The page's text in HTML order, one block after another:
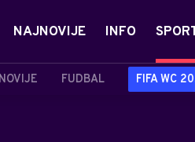
NAJNOVIJE INFO
FUDBAL FIFA WC